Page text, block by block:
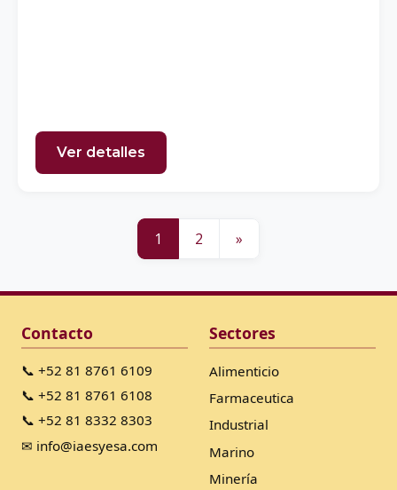
Ver detalles
1 2 »
Contacto
📞 +52 81 8761 6109
📞 +52 81 8761 6108
📞 +52 81 8332 8303
✉ info@iaesyesa.com
Sectores
Alimenticio
Farmaceutica
Industrial
Marino
Minería